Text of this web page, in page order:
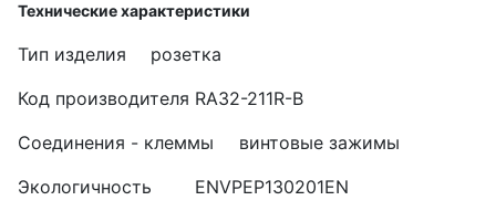
Технические характеристики
Тип изделия
розетка
Код производителя RA32-211R-B
Соединения - клеммы
винтовые зажимы
Экологичность
ENVPEP130201EN